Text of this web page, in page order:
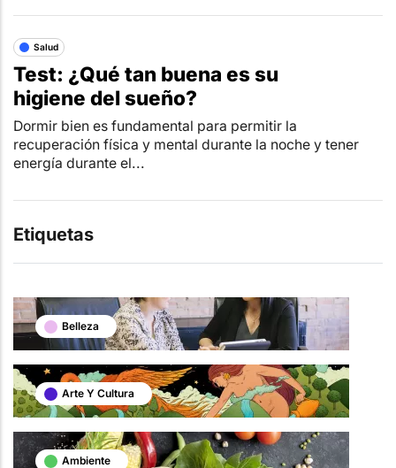
Salud
Test: ¿Qué tan buena es su
higiene del sueño?
Dormir bien es fundamental para permitir la
recuperación física y mental durante la noche y tener
energía durante el...
Etiquetas
Belleza
Arte Y Cultura
Ambiente